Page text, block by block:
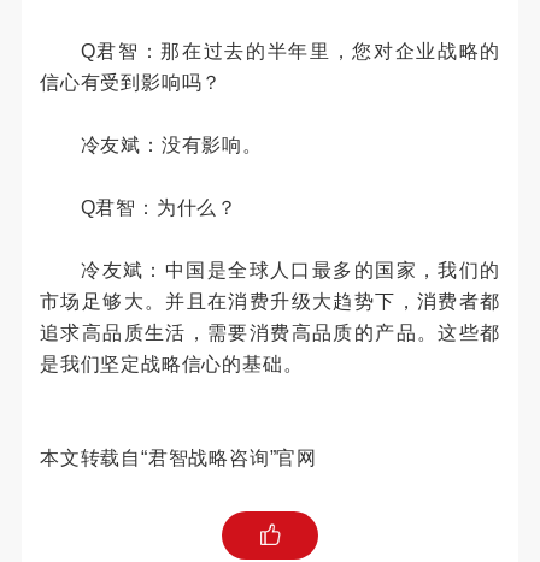
Q君智：那在过去的半年里，您对企业战略的
信心有受到影响吗？
冷友斌：没有影响。
Q君智：为什么？
冷友斌：中国是全球人口最多的国家，我们的
市场足够大。并且在消费升级大趋势下，消费者都
追求高品质生活，需要消费高品质的产品。这些都
是我们坚定战略信心的基础。
本文转载自“君智战略咨询”官网